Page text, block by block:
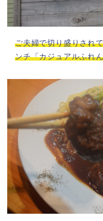
ご夫婦で切り盛りされ
ンチ「カジュアルふれ